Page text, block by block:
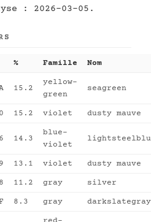
: 2026-03-05.
% Famille Nom
15.2
yellow-
green
seagreen
15.2 violet dusty mauve
14.3
blue-
violet
13.1 violet dusty mauve
11.2 gray silver
8.3 gray darkslategray